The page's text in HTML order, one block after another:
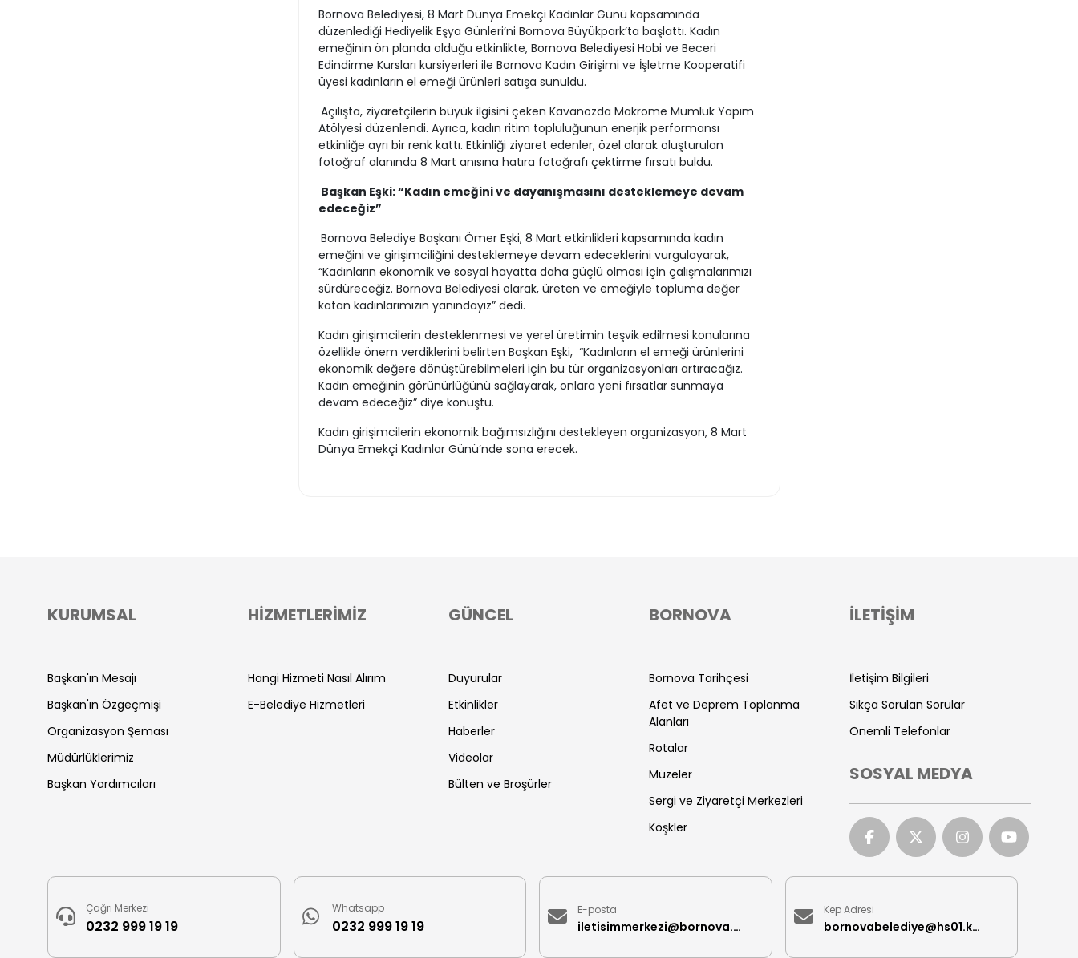
Bornova Belediyesi, 8 Mart Dünya Emekçi Kadınlar Günü kapsamında
düzenlediği Hediyelik Eşya Günleri’ni Bornova Büyükpark’ta başlattı. Kadın
emeğinin ön planda olduğu etkinlikte, Bornova Belediyesi Hobi ve Beceri
Edindirme Kursları kursiyerleri ile Bornova Kadın Girişimi ve İşletme Kooperatifi
üyesi kadınların el emeği ürünleri satışa sunuldu.
Açılışta, ziyaretçilerin büyük ilgisini çeken Kavanozda Makrome Mumluk Yapım
Atölyesi düzenlendi. Ayrıca, kadın ritim topluluğunun enerjik performansı
etkinliğe ayrı bir renk kattı. Etkinliği ziyaret edenler, özel olarak oluşturulan
fotoğraf alanında 8 Mart anısına hatıra fotoğrafı çektirme fırsatı buldu.
Başkan Eşki: “Kadın emeğini ve dayanışmasını desteklemeye devam
edeceğiz”
Bornova Belediye Başkanı Ömer Eşki, 8 Mart etkinlikleri kapsamında kadın
emeğini ve girişimciliğini desteklemeye devam edeceklerini vurgulayarak,
“Kadınların ekonomik ve sosyal hayatta daha güçlü olması için çalışmalarımızı
sürdüreceğiz. Bornova Belediyesi olarak, üreten ve emeğiyle topluma değer
katan kadınlarımızın yanındayız” dedi.
Kadın girişimcilerin desteklenmesi ve yerel üretimin teşvik edilmesi konularına
özellikle önem verdiklerini belirten Başkan Eşki, “Kadınların el emeği ürünlerini
ekonomik değere dönüştürebilmeleri için bu tür organizasyonları artıracağız.
Kadın emeğinin görünürlüğünü sağlayarak, onlara yeni fırsatlar sunmaya
devam edeceğiz” diye konuştu.
Kadın girişimcilerin ekonomik bağımsızlığını destekleyen organizasyon, 8 Mart
Dünya Emekçi Kadınlar Günü’nde sona erecek.
KURUMSAL
Başkan'ın Mesajı
Başkan'ın Özgeçmişi
Organizasyon Şeması
Müdürlüklerimiz
Başkan Yardımcıları
HİZMETLERİMİZ
Hangi Hizmeti Nasıl Alırım
E-Belediye Hizmetleri
GÜNCEL
Duyurular
Etkinlikler
Haberler
Videolar
Bülten ve Broşürler
BORNOVA
Bornova Tarihçesi
Afet ve Deprem Toplanma
Alanları
Rotalar
Müzeler
Sergi ve Ziyaretçi Merkezleri
Köşkler
İLETİŞİM
İletişim Bilgileri
Sıkça Sorulan Sorular
Önemli Telefonlar
SOSYAL MEDYA
Çağrı Merkezi
0232 999 19 19
Whatsapp
0232 999 19 19
E-posta
iletisimmerkezi@bornova.bel.tr
Kep Adresi
bornovabelediye@hs01.kep.tr